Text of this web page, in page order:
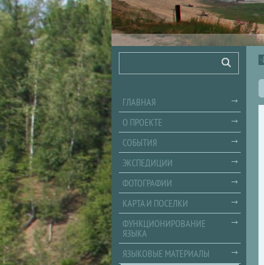
Поиск
ГЛАВНАЯ
О ПРОЕКТЕ
СОБЫТИЯ
ЭКСПЕДИЦИИ
ФОТОГРАФИИ
КАРТА И ПОСЕЛКИ
ФУНКЦИОНИРОВАНИЕ
ЯЗЫКА
ЯЗЫКОВЫЕ МАТЕРИАЛЫ